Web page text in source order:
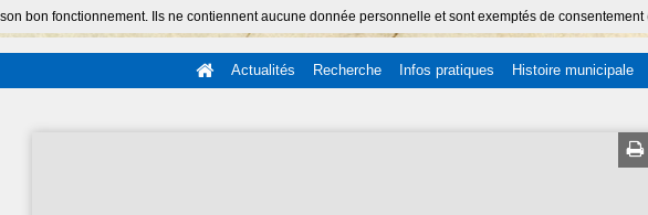
bon fonctionnement. Ils ne contiennent aucune donnée personnelle et sont exemptés de
Actualités Recherche Infos pratiques Histoire municipale